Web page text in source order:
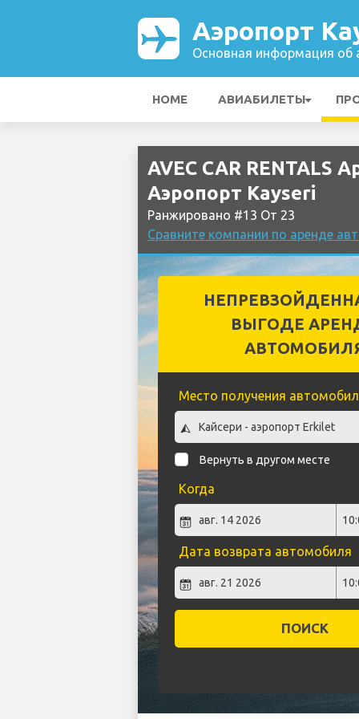
Аэропорт
Основная информация об
HOME АВИАБИЛЕТЫ
AVEC CAR RENTALS
Аэропорт Kayseri
Ранжировано #13 От 23
Сравните компании по аренде
ВЫГОДЕ
Место получения
Вернуть в другом месте
Когда
Дата возврата автомобиля
ПОИСК